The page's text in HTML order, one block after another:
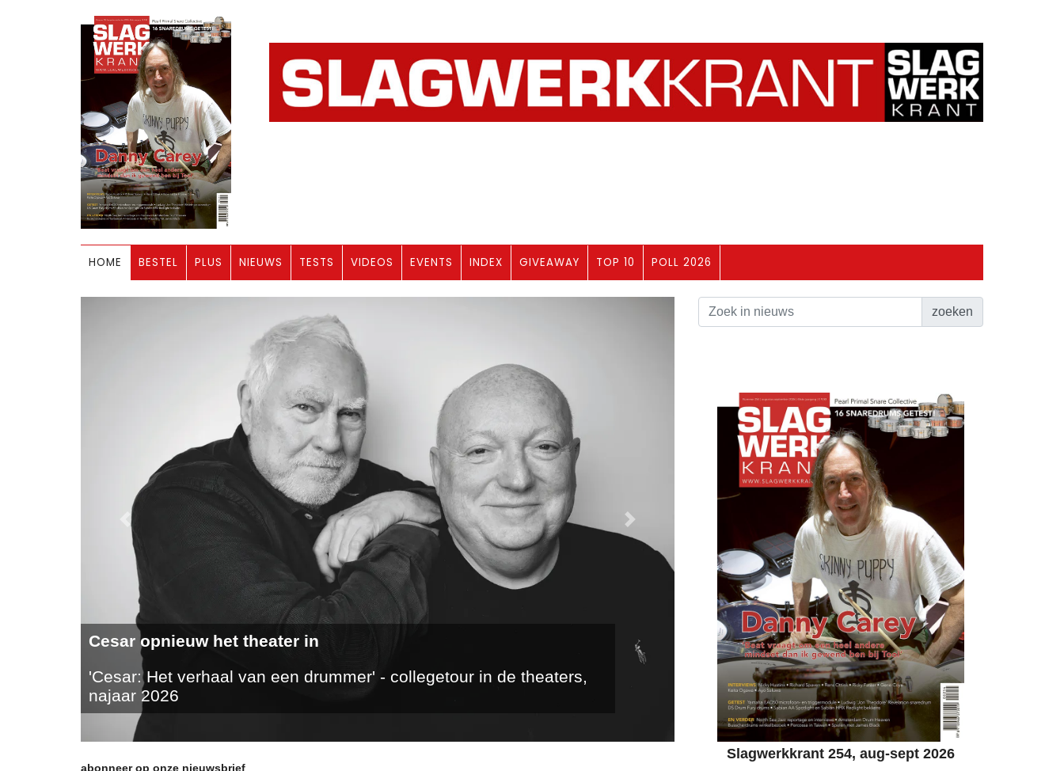
HOME BESTEL PLUS NIEUWS TESTS VIDEOS EVENTS INDEX GIVEAWAY TOP 10 POLL 2026
Meld je aan voor een Performance op de Feedback Sessies van
Amsterdam Drum Heaven - zaterdag 21 november
Een nieuw drum event! En jij kan er optreden!
Previous
abonneer op onze nieuwsbrief
Subcribe
zoeken
Slagwerkkrant 254, aug-sept 2026